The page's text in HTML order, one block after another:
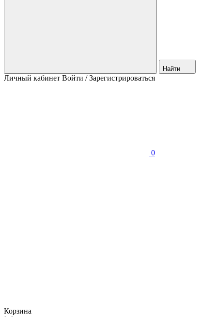
Найти
Личный кабинет Войти / Зарегистрироваться
0
Корзина